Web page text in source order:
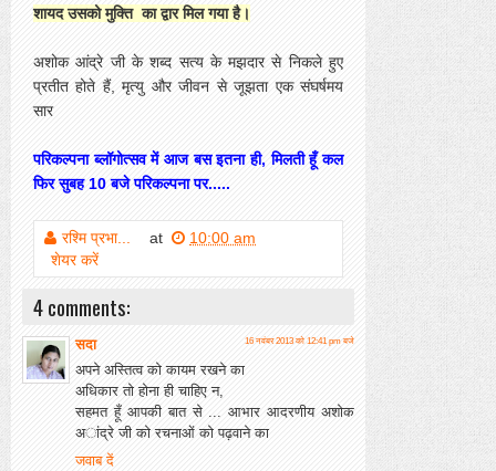
शायद उसको मुक्ति का द्वार मिल गया है।
अशोक आंद्रे जी के शब्द सत्य के मझदार से निकले हुए
प्रतीत होते हैं, मृत्यु और जीवन से जूझता एक संघर्षमय
सार
परिकल्पना ब्लॉगोत्सव में आज बस इतना ही, मिलती हूँ कल
फिर सुबह 10 बजे परिकल्पना पर.....
रश्मि प्रभा... at
10:00 am
शेयर करें
4 comments:
सदा 16 नवंबर 2013 को 12:41 pm बजे
अपने अस्तित्व को कायम रखने का
अधिकार तो होना ही चाहिए न,
सहमत हूँ आपकी बात से ... आभार आदरणीय अशोक
अांद्रे जी को रचनाओं को पढ़वाने का
जवाब दें